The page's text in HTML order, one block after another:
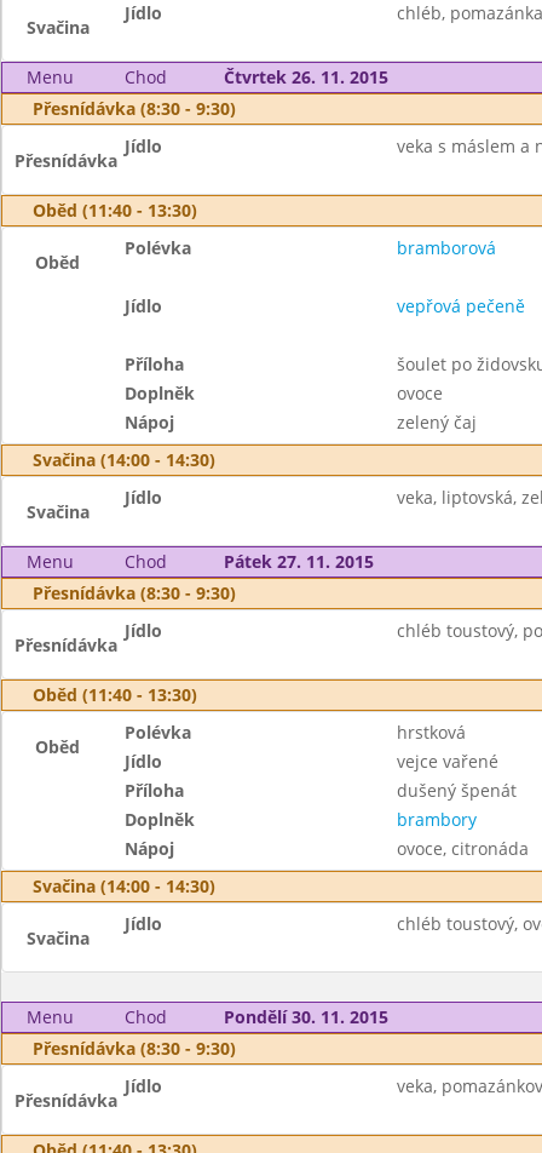
Svačina
Jídlo chléb,
Menu Chod
Čtvrtek 26. 11. 2015
Přesnídávka (8:30 - 9:30)
Přesnídávka
Jídlo veka s máslem a
Oběd (11:40 - 13:30)
Oběd
Polévka bramborová
Jídlo vepřová pečeně
Příloha
šoulet po
Doplněk
ovoce
Nápoj
zelený čaj
Svačina (14:00 - 14:30)
Svačina
Jídlo veka, liptovská,
Menu Chod
Pátek 27. 11. 2015
Přesnídávka (8:30 - 9:30)
Přesnídávka
Jídlo chléb toustový,
Oběd (11:40 - 13:30)
Oběd
Polévka
hrstková
Jídlo
vejce vařené
Příloha
dušený špenát
Doplněk
brambory
Nápoj
ovoce, citronáda
Svačina (14:00 - 14:30)
Svačina
Jídlo chléb toustový,
Menu Chod
Pondělí 30. 11. 2015
Přesnídávka (8:30 - 9:30)
Přesnídávka
Jídlo veka,